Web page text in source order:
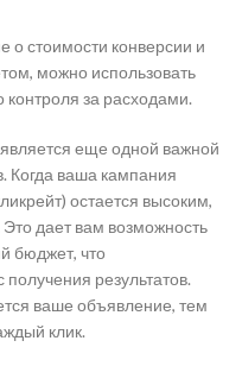
о стоимости конверсии и
можно использовать
контроля за расходами.
еще одной важной
Когда ваша кампания
остается высоким,
Это дает вам возможность
бюджет, что
результатов.
ваше объявление, тем
клик.